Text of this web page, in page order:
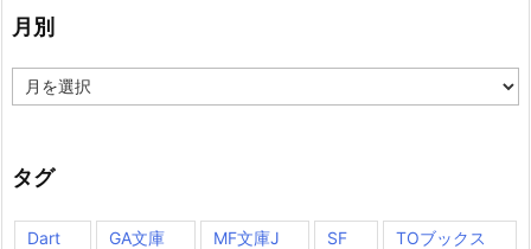
月別
別
タグ
Dart GA文庫 MF文庫J SF TOブックス